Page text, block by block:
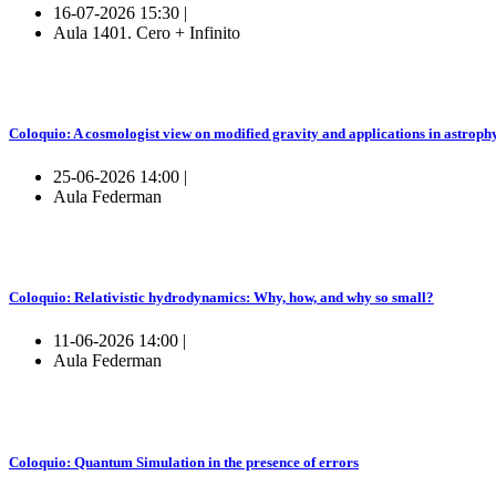
16-07-2026 15:30 |
Aula 1401. Cero + Infinito
Coloquio: A cosmologist view on modified gravity and applications in
25-06-2026 14:00 |
Aula Federman
Coloquio: Relativistic hydrodynamics: Why, how, and why so small?
11-06-2026 14:00 |
Aula Federman
Coloquio: Quantum Simulation in the presence of errors